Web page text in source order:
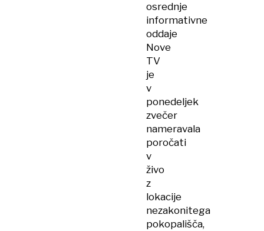
osrednje
informativne
oddaje
Nove
TV
je
v
ponedeljek
zvečer
nameravala
poročati
v
živo
z
lokacije
nezakonitega
pokopališča,